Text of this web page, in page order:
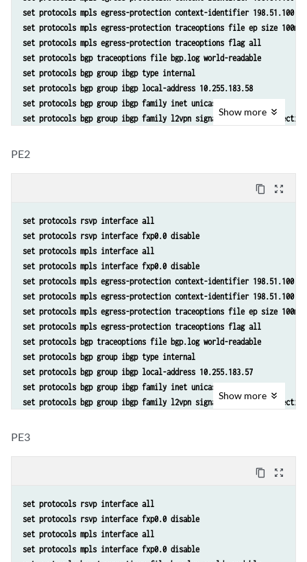
set protocols mpls egress-protection context-identifier 198.51.100.3
set protocols mpls egress-protection traceoptions file ep size 100m
set protocols mpls egress-protection traceoptions flag all
set protocols bgp traceoptions file bgp.log world-readable
set protocols bgp group ibgp type internal
set protocols bgp group ibgp local-address 10.255.183.58
set protocols bgp group ibgp family inet unicast
set protocols bgp group ibgp family l2vpn signaling egress-protection
set protocols bgp group ibgp neighbor 192.0.2.4
set protocols isis interface all point-to-point
set protocols isis interface all level 2 metric 10
set protocols isis interface fxp0.0 disable
set protocols ldp interface all
set protocols ldp interface fxp0.0 disable
set policy-options policy-statement lb then load-balance per-packet
set routing-options traceoptions file ro.log
set routing-options traceoptions flag all
set routing-options traceoptions flag route
set routing-options autonomous-system 100
set routing-options forwarding-table export lb
set routing-instances foo instance-type l2vpn
set routing-instances foo egress-protection context-identifier
set routing-instances foo route-distinguisher 10.255.183.58:1
set routing-instances foo protocols l2vpn encapsulation-type
set routing-instances foo protocols l2vpn site foo site-identifier 1
set routing-instances foo protocols l2vpn site foo interface ge-2/0/
Show more
PE2
content_copy zoom_out_map
set protocols rsvp interface all
set protocols rsvp interface fxp0.0 disable
set protocols mpls interface all
set protocols mpls interface fxp0.0 disable
set protocols mpls egress-protection context-identifier
set protocols mpls egress-protection context-identifier 198.51.100.3
set protocols mpls egress-protection traceoptions file ep size 100m
set protocols mpls egress-protection traceoptions flag all
set protocols bgp traceoptions file bgp.log world-readable
set protocols bgp group ibgp type internal
set protocols bgp group ibgp local-address 10.255.183.57
set protocols bgp group ibgp family inet unicast
set protocols bgp group ibgp family l2vpn signaling egress-protection
set protocols bgp group ibgp neighbor 192.0.2.4
set protocols isis interface all point-to-point
set protocols isis interface all level 2 metric 10
set protocols isis interface fxp0.0 disable
set protocols ldp interface all
Show more
PE3
content_copy zoom_out_map
set protocols rsvp interface all
set protocols rsvp interface fxp0.0 disable
set protocols mpls interface all
set protocols mpls interface fxp0.0 disable